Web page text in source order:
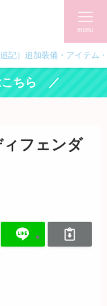
menu
記）追加装備・アイテム
ィフェンダ